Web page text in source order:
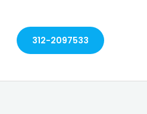
312-2097533